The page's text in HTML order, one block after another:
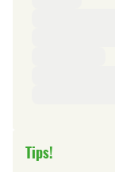
Tips!